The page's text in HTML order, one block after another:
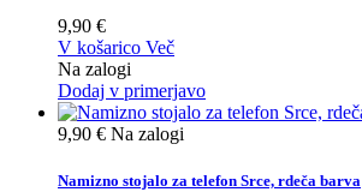
9,90 €
V košarico Več
Na zalogi
Dodaj v primerjavo
9,90 € Na zalogi
Namizno stojalo za telefon Srce, rdeča barva